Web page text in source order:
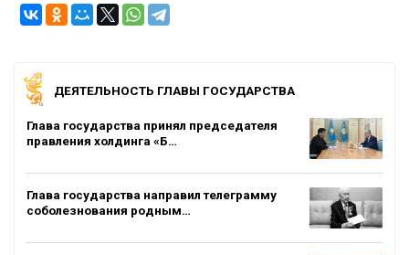
ДЕЯТЕЛЬНОСТЬ ГЛАВЫ ГОСУДАРСТВА
Глава государства принял председателя
правления холдинга «Б…
Глава государства направил телеграмму
соболезнования родным…